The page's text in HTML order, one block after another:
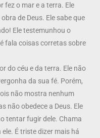
fez o mar e a terra. Ele
de Deus. Ele sabe que
Ele testemunhou o
fala coisas corretas sobre
do céu e da terra. Ele não
da sua fé. Porém,
não mostra nenhum
não obedece a Deus. Ele
tentar fugir dele. Chama
É triste dizer mais há